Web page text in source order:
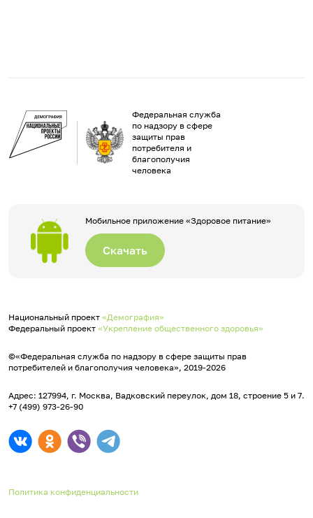
Федеральная служба
по надзору в сфере
защиты прав
потребителя и
благополучия
человека
Мобильное приложение «Здоровое питание»
Скачать
Национальный проект «Демография»
Федеральный проект «Укрепление общественного здоровья»
©«Федеральная служба по надзору в сфере защиты прав
потребителей и благополучия человека», 2019-2026
Адрес: 127994, г. Москва, Вадковский переулок, дом 18, строение 5 и 7.
+7 (499) 973-26-90
Политика конфиденциальности